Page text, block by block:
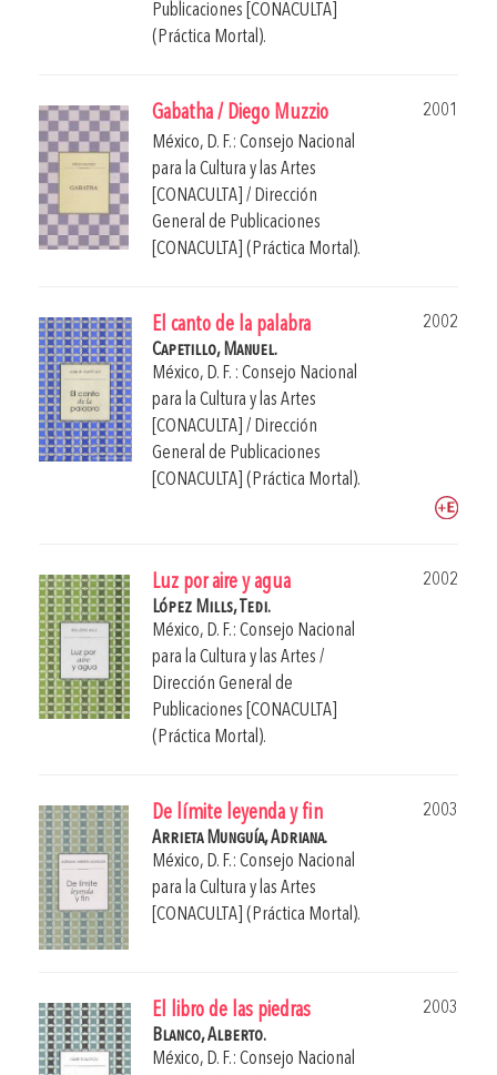
Publicaciones [CONACULTA]
(Práctica Mortal).
Gabatha / Diego Muzzio
2001
México, D. F.: Consejo Nacional
para la Cultura y las Artes
[CONACULTA] / Dirección
General de Publicaciones
[CONACULTA] (Práctica Mortal).
El canto de la palabra
2002
Capetillo, Manuel.
México, D. F. : Consejo Nacional
para la Cultura y las Artes
[CONACULTA] / Dirección
General de Publicaciones
[CONACULTA] (Práctica Mortal).
Luz por aire y agua
2002
López Mills, Tedi.
México, D. F.: Consejo Nacional
para la Cultura y las Artes /
Dirección General de
Publicaciones [CONACULTA]
(Práctica Mortal).
De límite leyenda y fin
2003
Arrieta Munguía, Adriana.
México, D. F.: Consejo Nacional
para la Cultura y las Artes
[CONACULTA] (Práctica Mortal).
El libro de las piedras
2003
Blanco, Alberto.
México, D. F.: Consejo Nacional